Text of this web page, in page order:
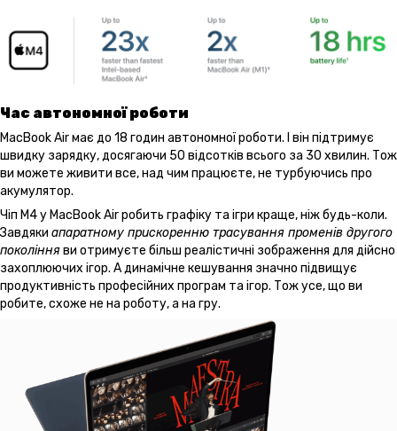
Час автономної роботи
MacBook Air має до 18 годин автономної роботи. І він підтримує
швидку зарядку, досягаючи 50 відсотків всього за 30 хвилин. Тож
ви можете живити все, над чим працюєте, не турбуючись про
акумулятор.
Чіп M4 у MacBook Air робить графіку та ігри краще, ніж будь-коли.
Завдяки апаратному прискоренню трасування променів другого
поколінняви отримуєте більш реалістичні зображення для дійсно
захоплюючих ігор. А динамічне кешування значно підвищує
продуктивність професійних програм та ігор. Тож усе, що ви
робите, схоже не на роботу, а на гру.